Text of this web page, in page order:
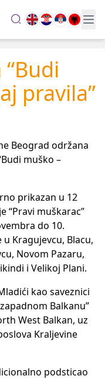
search
pravila”
Beograd održana
muško –
prikazan u 12
“Pravi muškarac”
do 10.
Kragujevcu, Blacu,
Novom Pazaru,
i Velikoj Plani.
kao saveznici
Balkanu”
West Balkan, uz
Kraljevine
podsticao